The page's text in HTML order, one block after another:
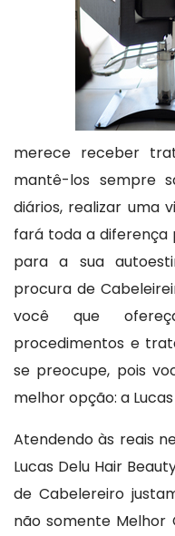
merece receber
mantê-los sempre
diários, realizar uma
fará toda a diferença
para a sua
procura de
você que
procedimentos e
se preocupe, pois
melhor opção: a
Atendendo às reais
Lucas Delu Hair
de Cabelereiro
não somente Melhor